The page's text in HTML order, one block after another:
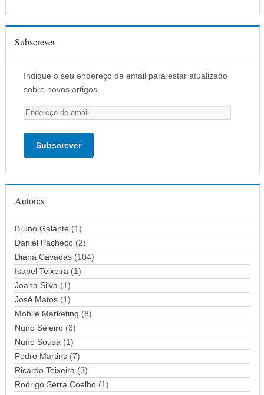
Subscrever
Indique o seu endereço de email para estar atualizado
sobre novos artigos
E
n
d
o
d
e
e
m
a
i
l
Autores
Bruno Galante (1)
Daniel Pacheco(2)
Diana Cavadas(104)
Isabel Teixeira (1)
Joana Silva (1)
José Matos(1)
Mobile Marketing (8)
Nuno Seleiro(3)
Nuno Sousa (1)
Pedro Martins(7)
Ricardo Teixeira (3)
Rodrigo Serra Coelho(1)